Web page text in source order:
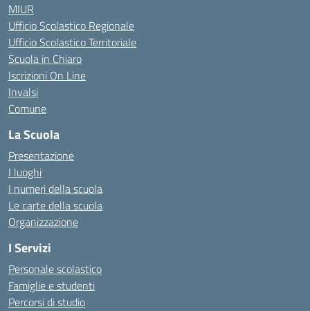
MIUR
Ufficio Scolastico Regionale
Ufficio Scolastico Territoriale
Scuola in Chiaro
Iscrizioni On Line
Invalsi
Comune
La Scuola
Presentazione
I luoghi
I numeri della scuola
Le carte della scuola
Organizzazione
I Servizi
Personale scolastico
Famiglie e studenti
Percorsi di studio